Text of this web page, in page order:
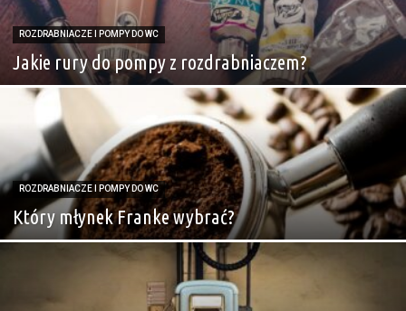
ROZDRABNIACZE I POMPY DO WC
Jakie rury do pompy z rozdrabniaczem?
ROZDRABNIACZE I POMPY DO WC
Który młynek Franke wybrać?